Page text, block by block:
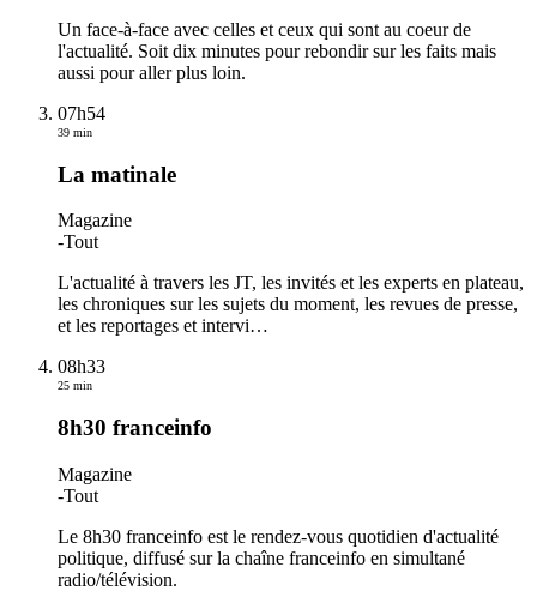
Un face-à-face avec celles et ceux qui sont au coeur de
l'actualité. Soit dix minutes pour rebondir sur les faits mais
aussi pour aller plus loin.
07h54
39 min
La matinale
Magazine
-Tout
L'actualité à travers les JT, les invités et les experts en plateau,
les chroniques sur les sujets du moment, les revues de presse,
et les reportages et intervi…
08h33
25 min
8h30 franceinfo
Magazine
-Tout
Le 8h30 franceinfo est le rendez-vous quotidien d'actualité
politique, diffusé sur la chaîne franceinfo en simultané
radio/télévision.